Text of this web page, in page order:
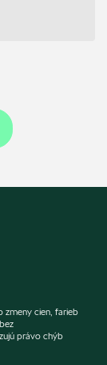
zmeny cien, farieb
právo chýb